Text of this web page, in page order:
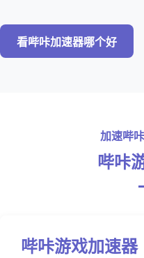
看哔咔加速器哪个好
加速哔
哔咔
哔咔游戏加速器